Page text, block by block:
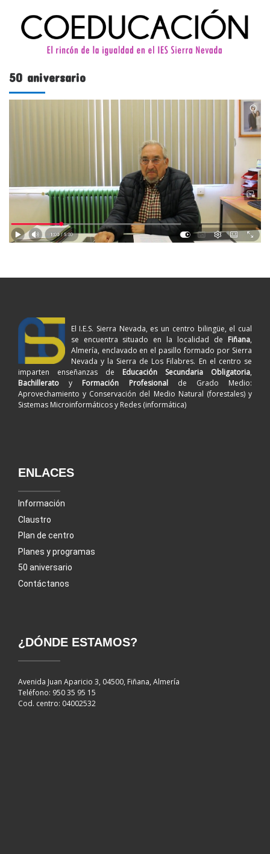
50 aniversario
El I.E.S. Sierra Nevada, es un centro bilingüe, el cual
se encuentra situado en la localidad de Fiñana,
Almería, enclavado en el pasillo formado por Sierra
Nevada y la Sierra de Los Filabres. En el centro se
imparten enseñanzas de Educación Secundaria Obligatoria,
Bachillerato y Formación Profesionalde Grado Medio:
Aprovechamiento y Conservación del Medio Natural (forestales) y
Sistemas Microinformáticos y Redes (informática)
ENLACES
Información
Claustro
Plan de centro
Planes y programas
50 aniversario
Contáctanos
¿DÓNDE ESTAMOS?
Avenida Juan Aparicio 3, 04500, Fiñana, Almería
Teléfono: 950 35 95 15
Cod. centro: 04002532